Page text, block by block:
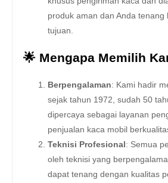
produk aman dan Anda tenang
tujuan.
🌟 Mengapa Memilih
Berpengalaman: Kami hadir
sejak tahun 1972, sudah 50
dipercaya sebagai layanan
penjualan kaca mobil
Teknisi Profesional : Semua
oleh teknisi yang
dapat tenang dengan kualitas